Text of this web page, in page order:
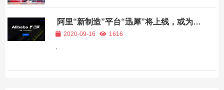
国球员。是不是既激动又好奇？这场新秀赛将于北京时
间2月14日开打...
阿里“新制造”平台“迅犀”将上线，或为阿
里保密3年新业务
2020-09-16
1616